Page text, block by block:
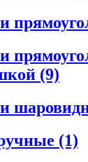
(9)
(1)